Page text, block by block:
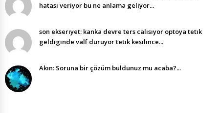
hatası veriyor bu ne anlama geliyor...
son ekserıyet: kanka devre ters calısıyor optoya tetık
geldıgınde valf duruyor tetık kesılınce...
Akın: Soruna bir çözüm buldunuz mu acaba?...